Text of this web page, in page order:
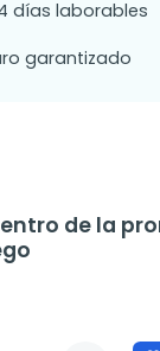
días laborables
garantizado
de la